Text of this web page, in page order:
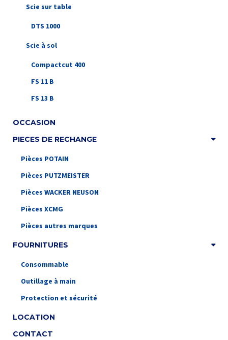
Scie sur table
DTS 1000
Scie à sol
Compactcut 400
FS 11 B
FS 13 B
OCCASION
PIECES DE RECHANGE
Pièces POTAIN
Pièces PUTZMEISTER
Pièces WACKER NEUSON
Pièces XCMG
Pièces autres marques
FOURNITURES
Consommable
Outillage à main
Protection et sécurité
LOCATION
CONTACT